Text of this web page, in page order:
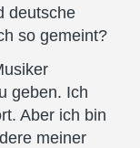
deutsche
so gemeint?
geben. Ich
Aber ich bin
meiner